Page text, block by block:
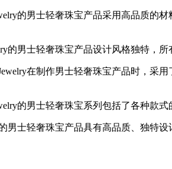
的男士轻奢珠宝产品采用高品质的
的男士轻奢珠宝产品设计风格独特，
在制作男士轻奢珠宝产品时，采
的男士轻奢珠宝系列包括了各种款式
男士轻奢珠宝产品具有高品质、独特